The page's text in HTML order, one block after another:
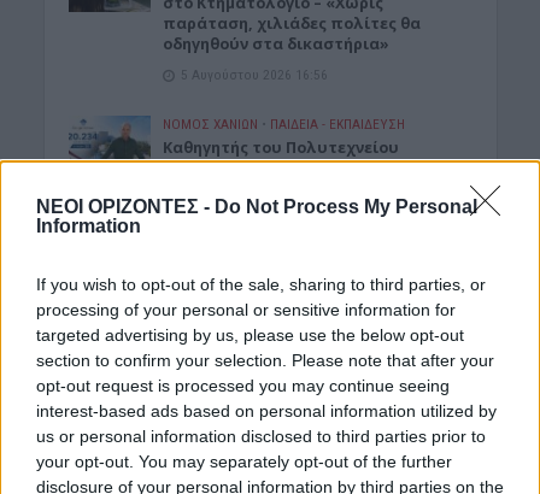
ΝΕΟΙ ΟΡΙΖΟΝΤΕΣ - Do Not Process My Personal
Information
If you wish to opt-out of the sale, sharing to third parties, or
processing of your personal or sensitive information for
targeted advertising by us, please use the below opt-out
section to confirm your selection. Please note that after your
opt-out request is processed you may continue seeing
interest-based ads based on personal information utilized by
us or personal information disclosed to third parties prior to
your opt-out. You may separately opt-out of the further
disclosure of your personal information by third parties on the
παράταση, χιλιάδες πολίτες θα
οδηγηθούν στα δικαστήρια»
5 Αυγούστου 2026 16:56
ΝΟΜΌΣ ΧΑΝΊΩΝ • ΠΑΙΔΕΙΑ - ΕΚΠΑΙΔΕΥΣΗ
Καθηγητής του Πολυτεχνείου
ξεπέρασε τις 20.000 αναφορές στο
5 Αυγούστου 2026 16:53
Κρήτη – αγροτοκτηνοτρόφοι:
Συσσωρεύονται τα προβλήματα –
Έρχονται αντιδράσεις
5 Αυγούστου 2026 16:48
ΚΡΗΤΗ • ΝΕΟΙ ΟΡΙΖΟΝΤΕΣ
Κρήτη: Τραγικές ελλείψεις στα
φαρμακεία – Λείπουν ακόμη και
κολλύρια